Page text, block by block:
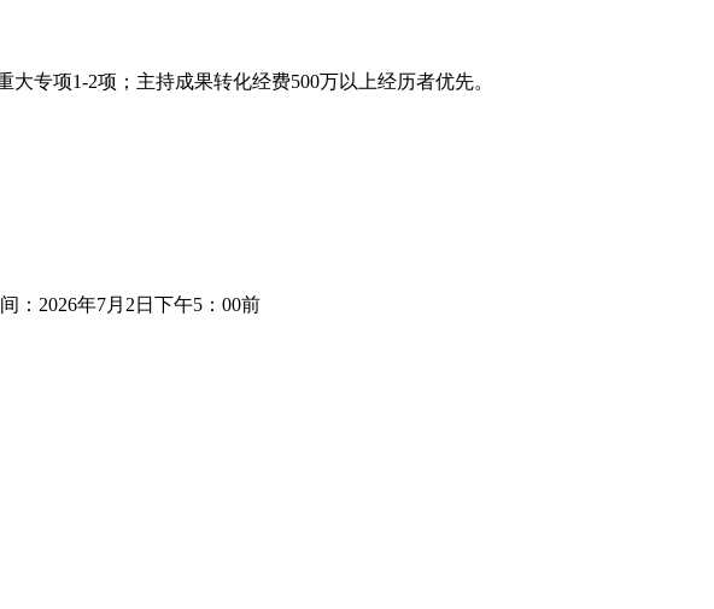
项1-2项；主持成果转化经费500万以上经历者优先。
2026年7月2日下午5：00前